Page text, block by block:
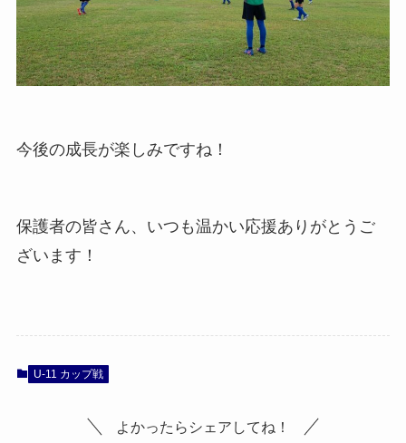
今後の成長が楽しみですね！
保護者の皆さん、いつも温かい応援ありがとうご
ざいます！
U-11 カップ戦
よかったらシェアしてね！